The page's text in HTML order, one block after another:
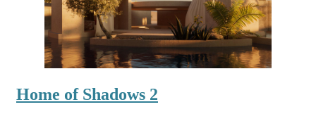
Home of Shadows 2